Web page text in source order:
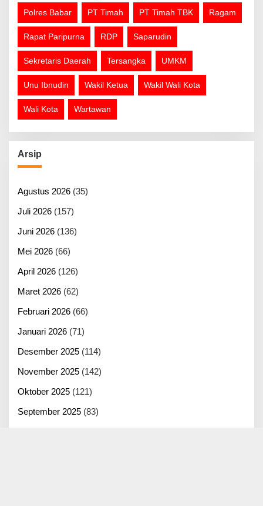
Polres Babar PT Timah PT Timah TBK Ragam
Rapat Paripurna RDP Saparudin
Sekretaris Daerah Tersangka UMKM
Unu Ibnudin Wakil Ketua Wakil Wali Kota
Wali Kota Wartawan
Arsip
Agustus 2026 (35)
Juli 2026 (157)
Juni 2026 (136)
Mei 2026 (66)
April 2026 (126)
Maret 2026 (62)
Februari 2026 (66)
Januari 2026 (71)
Desember 2025 (114)
November 2025 (142)
Oktober 2025 (121)
September 2025 (83)